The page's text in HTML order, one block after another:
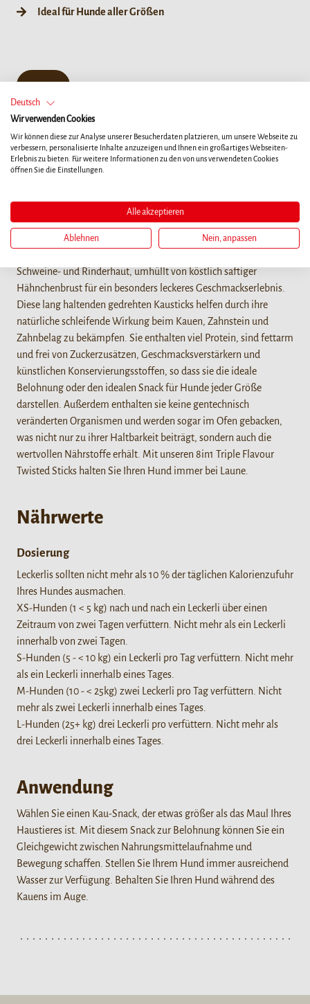
Ideal für Hunde aller Größen
10ct
Unsere unglaublich schmackhaften 8in1 Flavours Triple Flavour
Schweine- und Rinderhaut, umhüllt von köstlich saftiger
Hähnchenbrust für ein besonders leckeres Geschmackserlebnis.
Diese lang haltenden gedrehten Kausticks helfen durch ihre
natürliche schleifende Wirkung beim Kauen, Zahnstein und
Zahnbelag zu bekämpfen. Sie enthalten viel Protein, sind fettarm
und frei von Zuckerzusätzen, Geschmacksverstärkern und
künstlichen Konservierungsstoffen, so dass sie die ideale
Belohnung oder den idealen Snack für Hunde jeder Größe
darstellen. Außerdem enthalten sie keine gentechnisch
veränderten Organismen und werden sogar im Ofen gebacken,
was nicht nur zu ihrer Haltbarkeit beiträgt, sondern auch die
wertvollen Nährstoffe erhält. Mit unseren 8in1 Triple Flavour
Twisted Sticks halten Sie Ihren Hund immer bei Laune.
Nährwerte
Dosierung
Leckerlis sollten nicht mehr als 10 % der täglichen Kalorienzufuhr
Ihres Hundes ausmachen.
XS-Hunden (1 < 5 kg) nach und nach ein Leckerli über einen
Zeitraum von zwei Tagen verfüttern. Nicht mehr als ein Leckerli
innerhalb von zwei Tagen.
S-Hunden (5 - < 10 kg) ein Leckerli pro Tag verfüttern. Nicht mehr
als ein Leckerli innerhalb eines Tages.
M-Hunden (10 - < 25kg) zwei Leckerli pro Tag verfüttern. Nicht
mehr als zwei Leckerli innerhalb eines Tages.
L-Hunden (25+ kg) drei Leckerli pro verfüttern. Nicht mehr als
drei Leckerli innerhalb eines Tages.
Anwendung
Wählen Sie einen Kau-Snack, der etwas größer als das Maul Ihres
Haustieres ist. Mit diesem Snack zur Belohnung können Sie ein
Gleichgewicht zwischen Nahrungsmittelaufnahme und
Bewegung schaffen. Stellen Sie Ihrem Hund immer ausreichend
Wasser zur Verfügung. Behalten Sie Ihren Hund während des
Kauens im Auge.
Deutsch
Wir verwenden Cookies
Wir können diese zur Analyse unserer Besucherdaten platzieren, um unsere Webseite zu
verbessern, personalisierte Inhalte anzuzeigen und Ihnen ein großartiges Webseiten-
Erlebnis zu bieten. Für weitere Informationen zu den von uns verwendeten Cookies
öffnen Sie die Einstellungen.
Alle akzeptieren
Ablehnen Nein, anpassen